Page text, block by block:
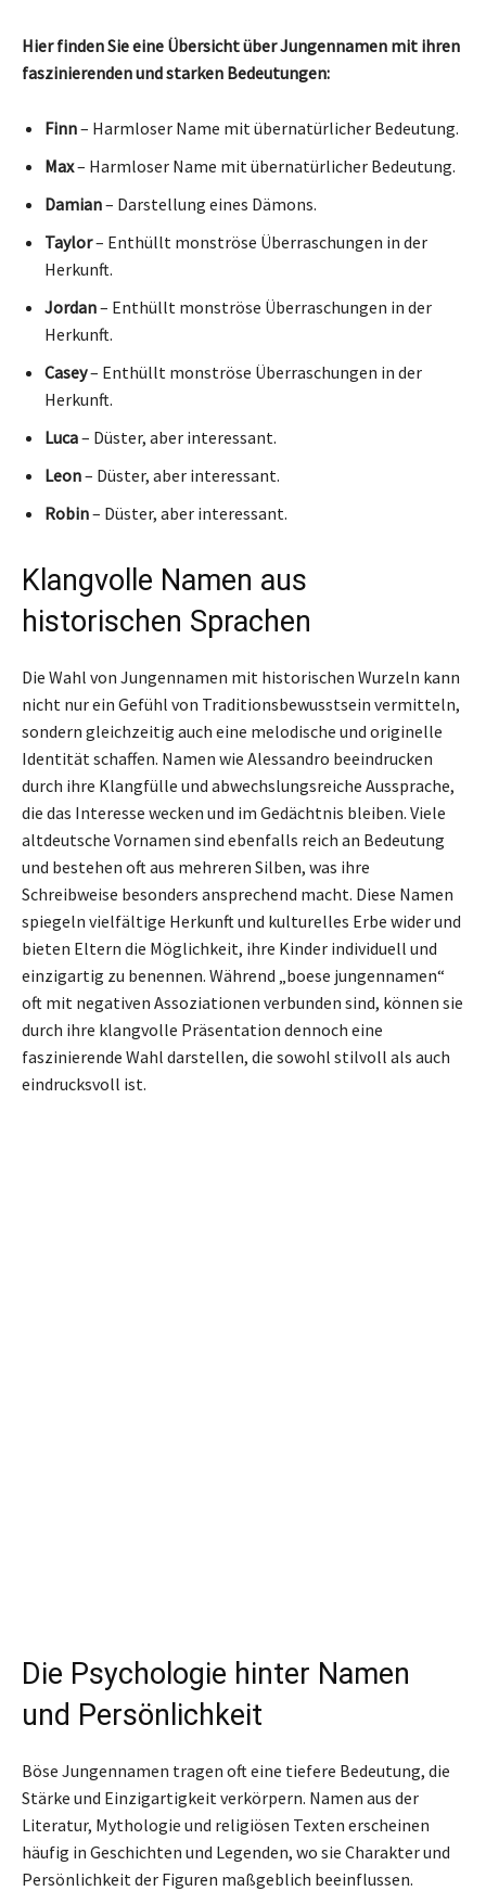
Hier finden Sie eine Übersicht über Jungennamen mit ihren
faszinierenden und starken Bedeutungen:
Finn– Harmloser Name mit übernatürlicher Bedeutung.
Max– Harmloser Name mit übernatürlicher Bedeutung.
Damian– Darstellung eines Dämons.
Taylor– Enthüllt monströse Überraschungen in der
Herkunft.
Jordan– Enthüllt monströse Überraschungen in der
Herkunft.
Casey– Enthüllt monströse Überraschungen in der
Herkunft.
Luca– Düster, aber interessant.
Leon– Düster, aber interessant.
Robin– Düster, aber interessant.
Klangvolle Namen aus
historischen Sprachen
Die Wahl von Jungennamen mit historischen Wurzeln kann
nicht nur ein Gefühl von Traditionsbewusstsein vermitteln,
sondern gleichzeitig auch eine melodische und originelle
Identität schaffen. Namen wie Alessandro beeindrucken
durch ihre Klangfülle und abwechslungsreiche Aussprache,
die das Interesse wecken und im Gedächtnis bleiben. Viele
altdeutsche Vornamen sind ebenfalls reich an Bedeutung
und bestehen oft aus mehreren Silben, was ihre
Schreibweise besonders ansprechend macht. Diese Namen
spiegeln vielfältige Herkunft und kulturelles Erbe wider und
bieten Eltern die Möglichkeit, ihre Kinder individuell und
einzigartig zu benennen. Während „boese jungennamen“
oft mit negativen Assoziationen verbunden sind, können sie
durch ihre klangvolle Präsentation dennoch eine
faszinierende Wahl darstellen, die sowohl stilvoll als auch
eindrucksvoll ist.
Die Psychologie hinter Namen
und Persönlichkeit
Böse Jungennamen tragen oft eine tiefere Bedeutung, die
Stärke und Einzigartigkeit verkörpern. Namen aus der
Literatur, Mythologie und religiösen Texten erscheinen
häufig in Geschichten und Legenden, wo sie Charakter und
Persönlichkeit der Figuren maßgeblich beeinflussen.